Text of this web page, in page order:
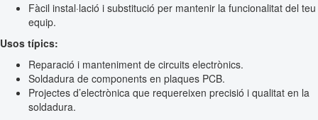
Fàcil instal·lació i substitució per mantenir la funcionalitat del teu
equip.
Usos típics:
Reparació i manteniment de circuits electrònics.
Soldadura de components en plaques PCB.
Projectes d’electrònica que requereixen precisió i qualitat en la
soldadura.